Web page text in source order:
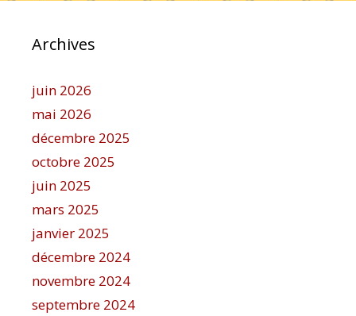
Archives
juin 2026
mai 2026
décembre 2025
octobre 2025
juin 2025
mars 2025
janvier 2025
décembre 2024
novembre 2024
septembre 2024